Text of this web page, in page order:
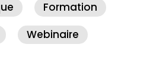
Formation
Webinaire